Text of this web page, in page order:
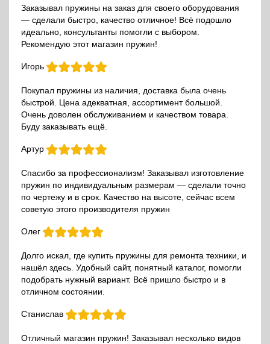
Заказывал пружины на заказ для своего оборудования
— сделали быстро, качество отличное! Всё подошло
идеально, консультанты помогли с выбором.
Рекомендую этот магазин пружин!
Игорь
Покупал пружины из наличия, доставка была очень
быстрой. Цена адекватная, ассортимент большой.
Очень доволен обслуживанием и качеством товара.
Буду заказывать ещё.
Артур
Спасибо за профессионализм! Заказывал изготовление
пружин по индивидуальным размерам — сделали точно
по чертежу и в срок. Качество на высоте, сейчас всем
советую этого производителя пружин
Олег
Долго искал, где купить пружины для ремонта техники, и
нашёл здесь. Удобный сайт, понятный каталог, помогли
подобрать нужный вариант. Всё пришло быстро и в
отличном состоянии.
Станислав
Отличный магазин пружин! Заказывал несколько видов